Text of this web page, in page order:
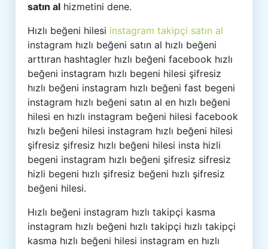
satın al hizmetini dene.
Hızlı beğeni hilesi instagram takipçi satın al
instagram hızlı beğeni satın al hızlı beğeni
arttıran hashtagler hızlı beğeni facebook hızlı
beğeni instagram hızlı begeni hilesi şifresiz
hızlı beğeni instagram hızlı beğeni fast begeni
instagram hızlı beğeni satın al en hızlı beğeni
hilesi en hızlı instagram beğeni hilesi facebook
hızlı beğeni hilesi instagram hızlı beğeni hilesi
şifresiz şifresiz hızlı beğeni hilesi insta hizli
begeni instagram hızlı beğeni şifresiz sifresiz
hizli begeni hızlı şifresiz beğeni hızlı şifresiz
beğeni hilesi.
Hızlı beğeni instagram hızlı takipçi kasma
instagram hızlı beğeni hızlı takipçi hızlı takipçi
kasma hızlı beğeni hilesi instagram en hızlı